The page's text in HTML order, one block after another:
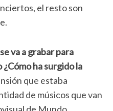
el resto son
va a grabar para
ha surgido la
que estaba
de músicos que van